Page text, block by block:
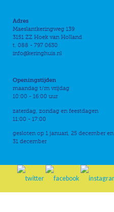
Adres
Maeslantkeringweg 139
3151 ZZ Hoek van Holland
t. 088 - 797 0630
info@keringhuis.nl
Openingstijden
maandag t/m vrijdag
10:00 - 16:00 uur
zaterdag, zondag en feestdagen
11:00 - 17:00
gesloten op 1 januari, 25 december en
31 december